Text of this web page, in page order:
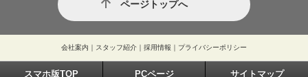
ページトップへ
会社案内 ｜ スタッフ紹介 ｜ 採用情報 ｜ プライバシーポリシー
スマホ版TOP PCページ サイトマップ